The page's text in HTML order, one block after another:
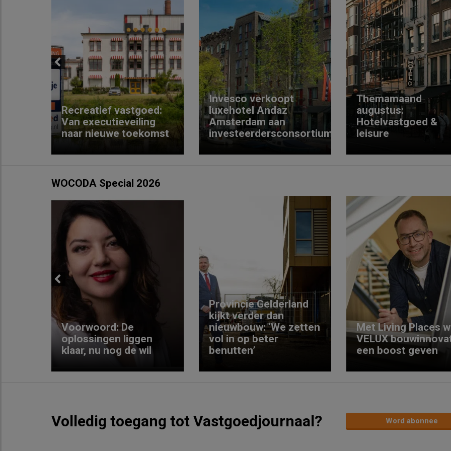
Previous
Recreatief vastgoed:
Van executieveiling
naar nieuwe toekomst
Invesco verkoopt
luxehotel Andaz
Amsterdam aan
investeerdersconsortium
Themamaand
augustus:
Hotelvastgoed &
leisure
WOCODA Special 2026
Previous
Voorwoord: De
oplossingen liggen
klaar, nu nog de wil
Provincie Gelderland
kijkt verder dan
nieuwbouw: ‘We zetten
vol in op beter
benutten’
Met Living Places
VELUX
een boost geven
Volledig toegang tot Vastgoedjournaal? Word abonnee